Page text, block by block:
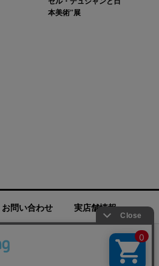
本美術”展
お問い合わせ 実店舗情報
リシー